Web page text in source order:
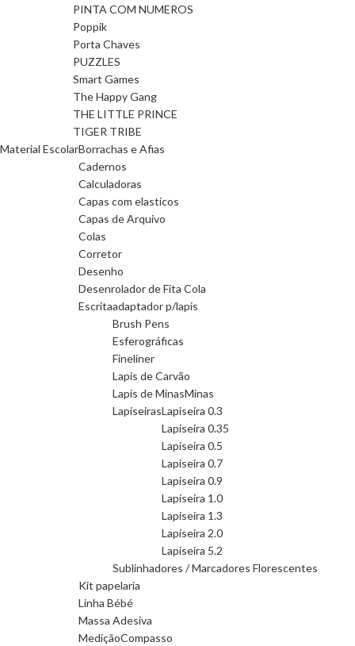
PINTA COM NUMEROS
Poppik
Porta Chaves
PUZZLES
Smart Games
The Happy Gang
THE LITTLE PRINCE
TIGER TRIBE
Material EscolarBorrachas e Afias
Cadernos
Calculadoras
Capas com elasticos
Capas de Arquivo
Colas
Corretor
Desenho
Desenrolador de Fita Cola
Escritaadaptador p/lapis
Brush Pens
Esferográficas
Fineliner
Lapis de Carvão
Lapis de MinasMinas
LapiseirasLapiseira 0.3
Lapiseira 0.35
Lapiseira 0.5
Lapiseira 0.7
Lapiseira 0.9
Lapiseira 1.0
Lapiseira 1.3
Lapiseira 2.0
Lapiseira 5.2
Sublinhadores / Marcadores Florescentes
Kit papelaria
Linha Bébé
Massa Adesiva
MediçãoCompasso